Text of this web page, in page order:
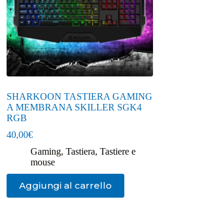
SHARKOON TASTIERA GAMING
A MEMBRANA SKILLER SGK4
RGB
40,00€
Gaming, Tastiera, Tastiere e
mouse
Aggiungi al carrello